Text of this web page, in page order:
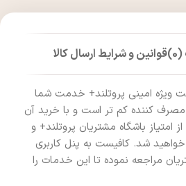
قوانین و شرایط ارسال کالا
امینی پروتلند+ خدمت شما
مصرف کننده کم تر است و با خرید آن
امتیاز باشگاه مشتریان پروتلند+ و
خواهید شد. کافیست به پنل کاربری
مراجعه نموده تا این خدمات را